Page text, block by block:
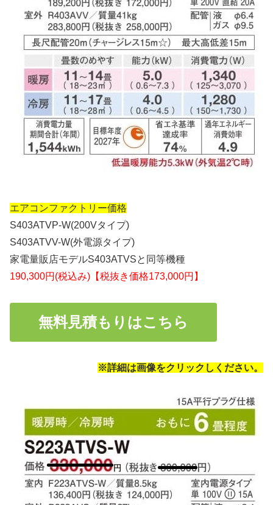
エアコンファクトリー価格
S403ATVP-W(200Vタイプ)
S403ATVV-W(外電源タイプ)
家電量販店モデルS403ATVSと同等機種
190,300円(税込み)【税抜き価格173,000円】
無料見積もりはこちら
※詳細は画像をクリックしください。